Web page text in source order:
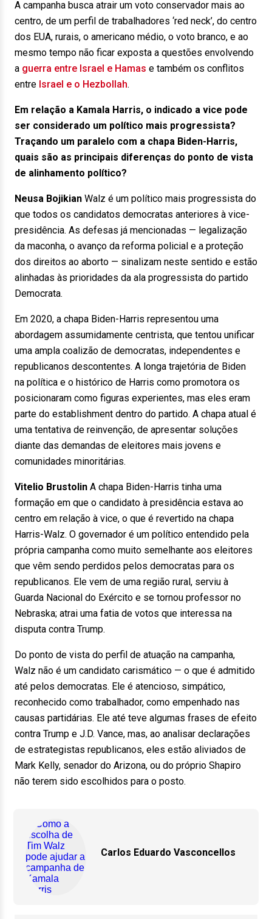
A campanha busca atrair um voto conservador mais ao
centro, de um perfil de trabalhadores ‘red neck’, do centro
dos EUA, rurais, o americano médio, o voto branco, e ao
mesmo tempo não ficar exposta a questões envolvendo
a guerra entre Israel e Hamas e também os conflitos
entre Israel e o Hezbollah.
Em relação a Kamala Harris, o indicado a vice pode
ser considerado um político mais progressista?
Traçando um paralelo com a chapa Biden-Harris,
quais são as principais diferenças do ponto de vista
de alinhamento político?
Neusa Bojikian Walz é um político mais progressista do
que todos os candidatos democratas anteriores à vice-
presidência. As defesas já mencionadas — legalização
da maconha, o avanço da reforma policial e a proteção
dos direitos ao aborto — sinalizam neste sentido e estão
alinhadas às prioridades da ala progressista do partido
Democrata.
Em 2020, a chapa Biden-Harris representou uma
abordagem assumidamente centrista, que tentou unificar
uma ampla coalizão de democratas, independentes e
republicanos descontentes. A longa trajetória de Biden
na política e o histórico de Harris como promotora os
posicionaram como figuras experientes, mas eles eram
parte do establishment dentro do partido. A chapa atual é
uma tentativa de reinvenção, de apresentar soluções
diante das demandas de eleitores mais jovens e
comunidades minoritárias.
Vitelio Brustolin A chapa Biden-Harris tinha uma
formação em que o candidato à presidência estava ao
centro em relação à vice, o que é revertido na chapa
Harris-Walz. O governador é um político entendido pela
própria campanha como muito semelhante aos eleitores
que vêm sendo perdidos pelos democratas para os
republicanos. Ele vem de uma região rural, serviu à
Guarda Nacional do Exército e se tornou professor no
Nebraska; atrai uma fatia de votos que interessa na
disputa contra Trump.
Do ponto de vista do perfil de atuação na campanha,
Walz não é um candidato carismático — o que é admitido
até pelos democratas. Ele é atencioso, simpático,
reconhecido como trabalhador, como empenhado nas
causas partidárias. Ele até teve algumas frases de efeito
contra Trump e J.D. Vance, mas, ao analisar declarações
de estrategistas republicanos, eles estão aliviados de
Mark Kelly, senador do Arizona, ou do próprio Shapiro
não terem sido escolhidos para o posto.
Carlos Eduardo Vasconcellos